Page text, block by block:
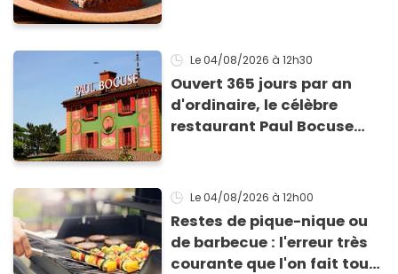
Le 04/08/2026 à 12h30
Ouvert 365 jours par an
d'ordinaire, le célèbre
restaurant Paul Bocuse
Le 04/08/2026 à 12h00
Restes de pique-nique ou
de barbecue : l'erreur très
courante que l'on fait tous